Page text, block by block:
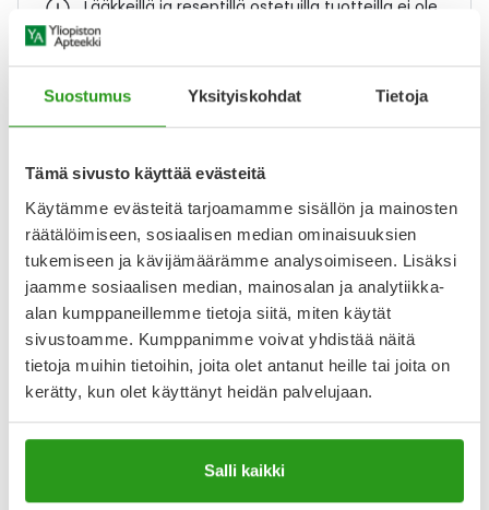
Suostumus Yksityiskohdat Tietoja
Tämä sivusto käyttää evästeitä
Käytämme evästeitä tarjoamamme sisällön ja mainosten
räätälöimiseen, sosiaalisen median ominaisuuksien
tukemiseen ja kävijämäärämme analysoimiseen. Lisäksi
jaamme sosiaalisen median, mainosalan ja analytiikka-
alan kumppaneillemme tietoja siitä, miten käytät
sivustoamme. Kumppanimme voivat yhdistää näitä
tietoja muihin tietoihin, joita olet antanut heille tai joita on
kerätty, kun olet käyttänyt heidän palvelujaan.
Salli kaikki
Lääkkeillä ja reseptillä ostetuilla tuotteilla ei ole
palautusoikeutta.
Varaa reseptilääke apteekkiin, maksa apteekissa
Katso kaikki OTEZLA-tuotteet
YA-muistuttaja
Muistuttajan avulla pidät huolen, että tilaat tarvitsemasi
tuotteet ajoissa, eivätkä ne lopu kesken.
Lisää tuote muistuttajaan